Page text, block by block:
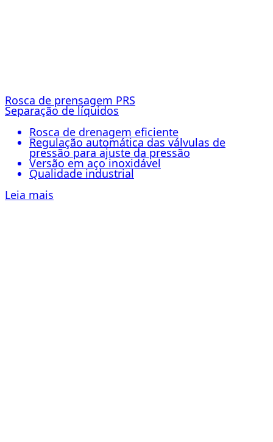
Rosca de prensagem PRS
Separação de líquidos
Rosca de drenagem eficiente
Regulação automática das válvulas de
pressão para ajuste da pressão
Versão em aço inoxidável
Qualidade industrial
Leia mais